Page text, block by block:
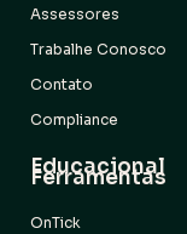
Assessores
Trabalhe Conosco
Contato
Compliance
Educacional
Ferramentas
OnTick